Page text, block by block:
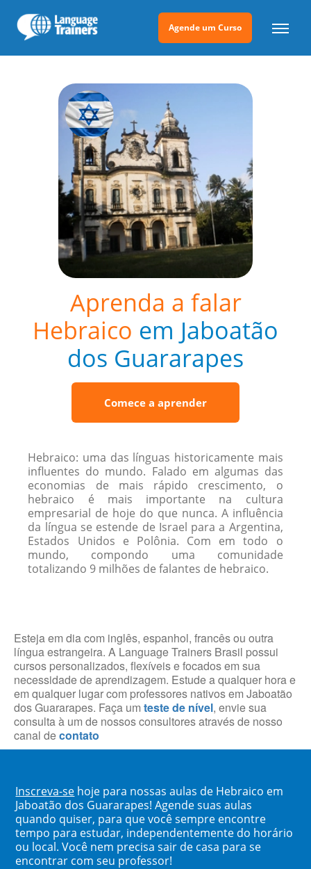
Agende um Curso
Aprenda a falar
Hebraico em Jaboatão
dos Guararapes
Comece a aprender
Hebraico: uma das línguas historicamente mais
influentes do mundo. Falado em algumas das
economias de mais rápido crescimento, o
hebraico é mais importante na cultura
empresarial de hoje do que nunca. A influência
da língua se estende de Israel para a Argentina,
Estados Unidos e Polônia. Com em todo o
mundo, compondo uma comunidade
totalizando 9 milhões de falantes de hebraico.
Esteja em dia com inglês, espanhol, francês ou outra
língua estrangeira. A Language Trainers Brasil possui
cursos personalizados, flexíveis e focados em sua
necessidade de aprendizagem. Estude a qualquer hora e
em qualquer lugar com professores nativos em Jaboatão
dos Guararapes. Faça um teste de nível, envie sua
consulta à um de nossos consultores através de nosso
canal decontato
Inscreva-se hoje para nossas aulas de Hebraico em
Jaboatão dos Guararapes! Agende suas aulas
quando quiser, para que você sempre encontre
tempo para estudar, independentemente do horário
ou local. Você nem precisa sair de casa para se
encontrar com seu professor!